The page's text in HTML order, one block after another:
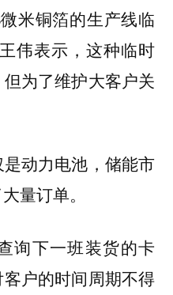
米铜箔的生产线临
伟表示，这种临时
为了维护大客户关
动力电池，储能市
量订单。
询下一班装货的卡
户的时间周期不得